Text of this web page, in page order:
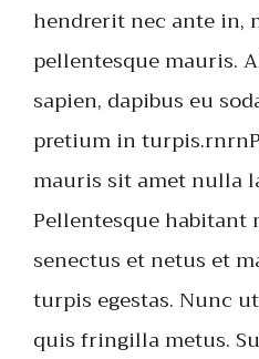
hendrerit nec ante in,
pellentesque mauris.
sapien, dapibus eu
pretium in
mauris sit amet nulla
Pellentesque
senectus et netus et
turpis egestas. Nunc
quis fringilla metus.